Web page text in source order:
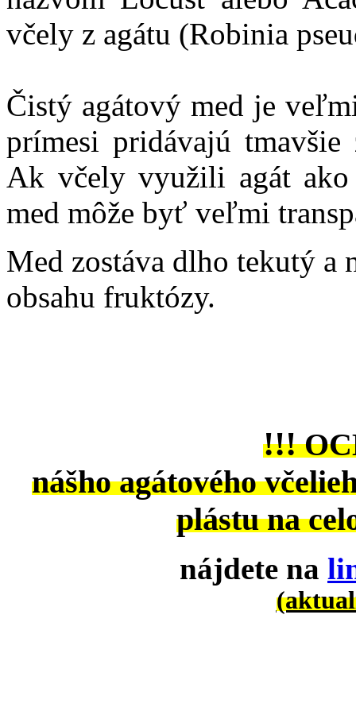
včely z agátu (Robinia
Čistý agátový med je
prímesi pridávajú tmavšie
Ak včely využili agát
med môže byť veľmi
Med zostáva dlho tekutý a
obsahu fruktózy.
!!!
nášho agátového
plástuna
nájdete na